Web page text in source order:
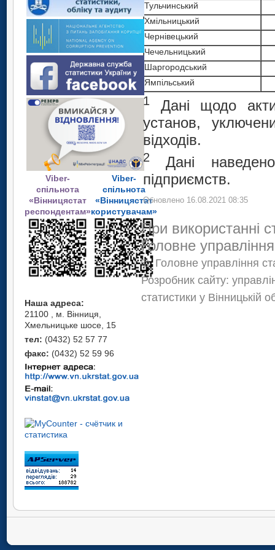
Viber-
спільнота
«Вінницястат
респондентам»
Viber-
спільнота
«Вінницястат
користувачам»
Наша адреса:
21100 , м. Вінниця,
Хмельницьке шосе, 15
тел: (0432) 52 57 77
факс: (0432) 52 59 96
Тульчинський
Хмільницький
Чернівецький
Чечельницький
Шаргородський
Ямпільський
1
Дані щодо
установ,
відходів.
2 Дані
підприємств.
Обновлено 16.08.2021 08:35
При використанні
Головне
© Головне управління
Розробник сайту:
статистики у Вінницькій